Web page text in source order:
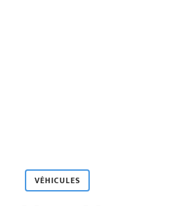
VÉHICULES